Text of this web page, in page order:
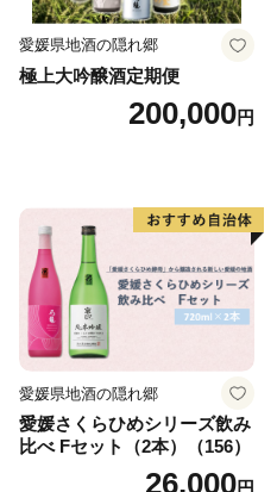
愛媛県地酒の隠れ郷
極上大吟醸酒定期便
200,000円
愛媛県地酒の隠れ郷
愛媛さくらひめシリーズ飲み
比べ Fセット（2本）（156）
26,000